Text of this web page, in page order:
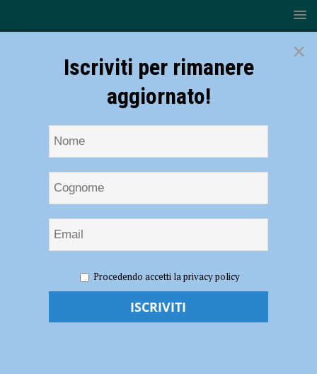
della Statale 45 approda alla commissione europea, Movimento 5
Stelle: “Ascoltare i cittadini”. Lega: “Ascoltate tutte le parti, questa è la
×
Iscriviti per rimanere
aggiornato!
Procedendo accetti la privacy policy